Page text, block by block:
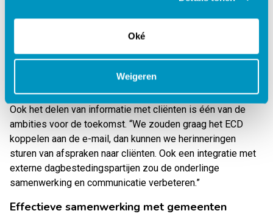
Oké
Weigeren
verlopen, waarbij automatisch een voorlopig dossier wordt
aangemaakt met de ingevulde gegevens. Hoewel deze
functionaliteit bij ons nog niet wordt toegepast, staat het
wel op de agenda om hier in de toekomst naar te kijken.”
Ook het delen van informatie met cliënten is één van de
ambities voor de toekomst. “We zouden graag het ECD
koppelen aan de e-mail, dan kunnen we herinneringen
sturen van afspraken naar cliënten. Ook een integratie met
externe dagbestedingspartijen zou de onderlinge
samenwerking en communicatie verbeteren.”
Effectieve samenwerking met gemeenten